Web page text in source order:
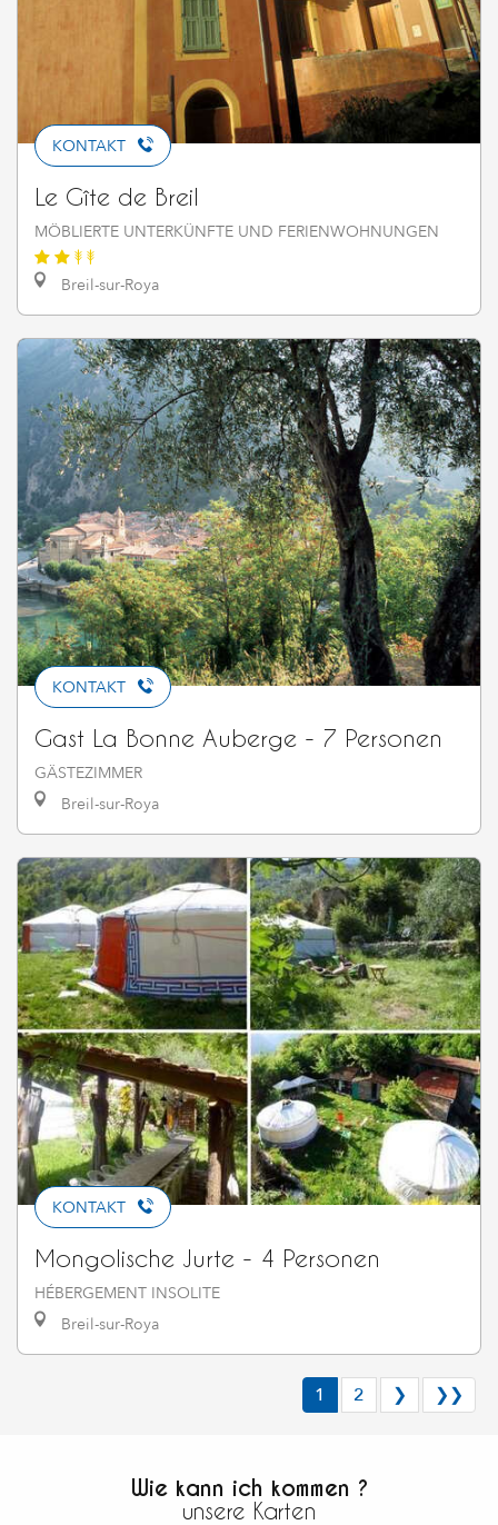
KONTAKT
Le Gîte de Breil
MÖBLIERTE UNTERKÜNFTE UND FERIENWOHNUNGEN
Breil-sur-Roya
KONTAKT
Gast La Bonne Auberge - 7 Personen
GÄSTEZIMMER
Breil-sur-Roya
KONTAKT
Mongolische Jurte - 4 Personen
HÉBERGEMENT INSOLITE
Breil-sur-Roya
1 2 ❯ ❯❯
Wie kann ich kommen ?
unsere Karten